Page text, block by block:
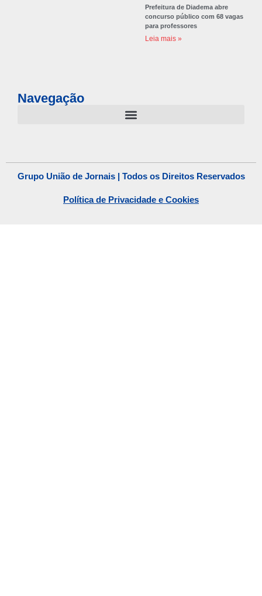
Prefeitura de Diadema abre
concurso público com 68 vagas
para professores
Leia mais »
Navegação
Grupo União de Jornais | Todos os Direitos Reservados
Política de Privacidade e Cookies